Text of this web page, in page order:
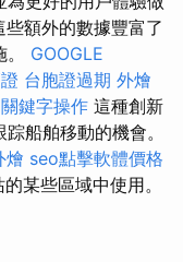
些額外的數據豐富了
GOOGLE
台胞證過期 外燴
關鍵字操作 這種創新
船舶移動的機會。
燴 seo點擊軟體價格
某些區域中使用。